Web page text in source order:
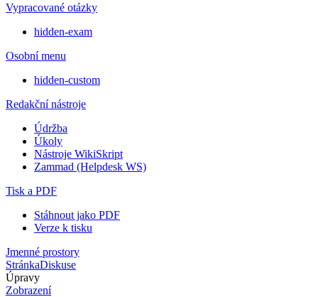
Vypracované otázky
hidden-exam
Osobní menu
hidden-custom
Redakční nástroje
Údržba
Úkoly
Nástroje WikiSkript
Zammad (Helpdesk WS)
Tisk a PDF
Stáhnout jako PDF
Verze k tisku
Jmenné prostory
StránkaDiskuse
Úpravy
Zobrazení